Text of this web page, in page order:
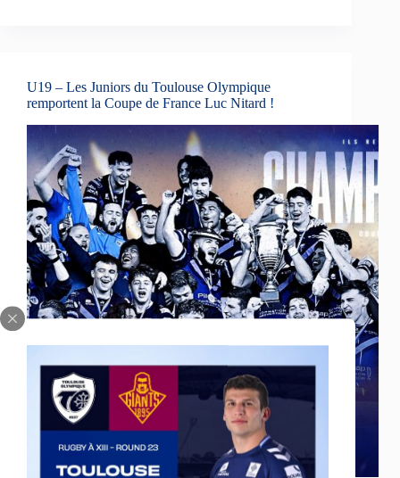
U19 – Les Juniors du Toulouse Olympique
remportent la Coupe de France Luc Nitard !